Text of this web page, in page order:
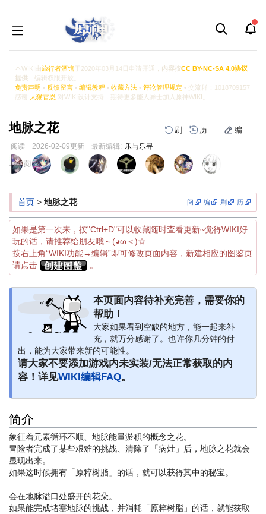
本WIKI由旅行者酒馆于2020年03月14日申请开通， 内容按CC BY-NC-SA 4.0协议
提供 ，编辑权限开放。
免责声明 • 反馈留言 • 编辑教程 • 收藏方法 • 评论管理规定 • 交流群：1018709157
感谢 大猫雷恩 对WIKI设计支持，期待更多能人异士加入原神WIKI。
地脉之花 刷 历 编
阅读 2026-02-09更新 最新编辑: 乐与乐寻
跳
到
航
跳
到
索
页面贡献者 :
阅 编 刷 历
首页 > 地脉之花
如果是第一次来，按"Ctrl+D"可以收藏随时查看更新~觉得WIKI好
玩的话，请推荐给朋友哦～(◕ω＜)☆
按右上角“WIKI功能→编辑”即可修改页面内容，新建相应的图鉴页
请点击
。
本页面内容待补充完善，需要你的
帮助！
大家如果看到空缺的地方，能一起来补
充，就万分感谢了。也许你几分钟的付
出，能为大家带来新的可能性。
请大家不要添加游戏内未实装/无法正常获取的内
容！详见WIKI编辑FAQ。
简介
象征着元素循环不顺、地脉能量淤积的概念之花。
冒险者完成了某些艰难的挑战、清除了「病灶」后，地脉之花就会
显现出来。
如果这时候拥有「原粹树脂」的话，就可以获得其中的秘宝。
会在地脉溢口处盛开的花朵。
如果能完成堵塞地脉的挑战，并消耗「原粹树脂」的话，就能获取